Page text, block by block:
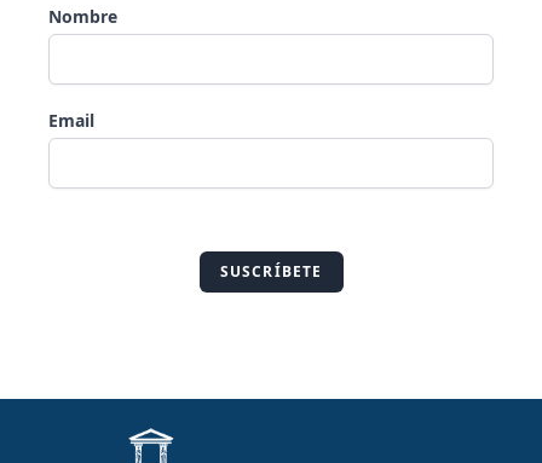
Nombre
Email
SUSCRÍBETE